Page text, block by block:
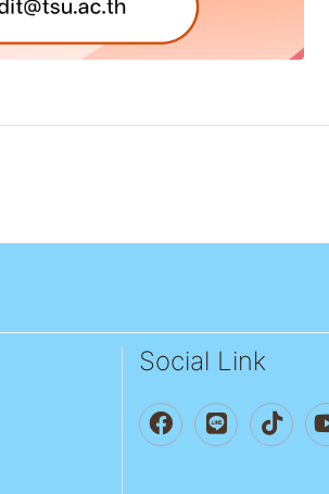
Social Link